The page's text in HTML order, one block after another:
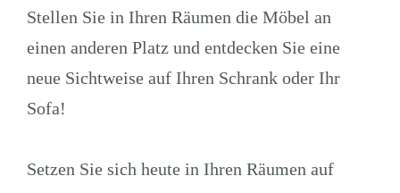
Stellen Sie in Ihren Räumen die Möbel an
einen anderen Platz und entdecken Sie eine
neue Sichtweise auf Ihren Schrank oder Ihr
Sofa!
Setzen Sie sich heute in Ihren Räumen auf